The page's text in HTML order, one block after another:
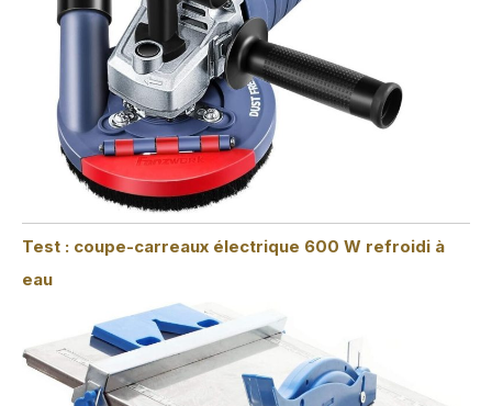
Test : coupe-carreaux électrique 600 W refroidi à
eau